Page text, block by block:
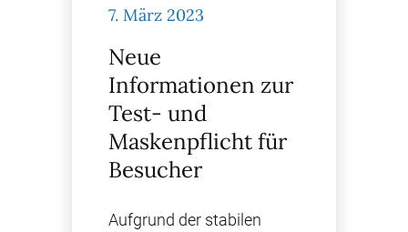
7. März 2023
Neue
Informationen zur
Test- und
Maskenpflicht für
Besucher
Aufgrund der stabilen